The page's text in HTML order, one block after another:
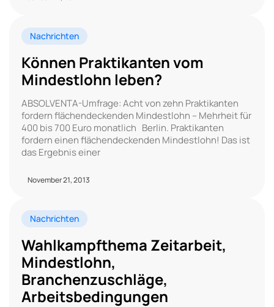
Nachrichten
Können Praktikanten vom
Mindestlohn leben?
ABSOLVENTA-Umfrage: Acht von zehn Praktikanten
fordern flächendeckenden Mindestlohn – Mehrheit für
400 bis 700 Euro monatlich Berlin. Praktikanten
fordern einen flächendeckenden Mindestlohn! Das ist
das Ergebnis einer
November 21, 2013
Nachrichten
Wahlkampfthema Zeitarbeit,
Mindestlohn,
Branchenzuschläge,
Arbeitsbedingungen